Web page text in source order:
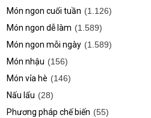
Món ngon cuối tuần (1.126)
Món ngon dễ làm (1.589)
Món ngon mỗi ngày (1.589)
Món nhậu (156)
Món vỉa hè (146)
Nấu lẩu (28)
Phương pháp chế biến (55)